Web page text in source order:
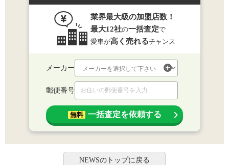
業界最大級の加盟店数！
最大12社の一括査定で
愛車が高く売れるチャンス
メーカー
郵便番号
無料 一括査定を依頼する
NEWSのトップに戻る